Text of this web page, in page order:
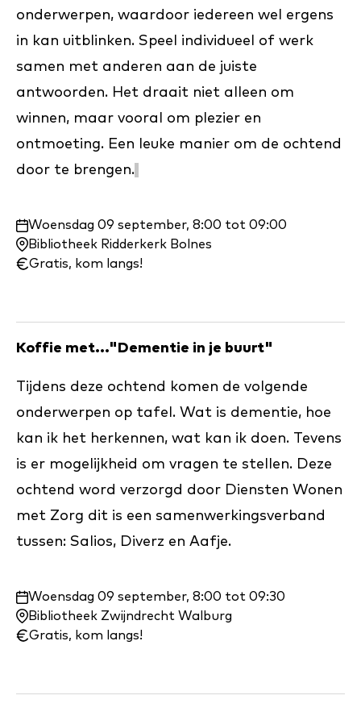
onderwerpen, waardoor iedereen wel ergens
in kan uitblinken. Speel individueel of werk
samen met anderen aan de juiste
antwoorden. Het draait niet alleen om
winnen, maar vooral om plezier en
ontmoeting. Een leuke manier om de ochtend
door te brengen.
Waar
en
wanneer:
Woensdag 09 september, 8:00 tot 09:00
Bibliotheek Ridderkerk Bolnes
Gratis, kom langs!
Koffie met..."Dementie in je buurt"
Tijdens deze ochtend komen de volgende
onderwerpen op tafel. Wat is dementie, hoe
kan ik het herkennen, wat kan ik doen. Tevens
is er mogelijkheid om vragen te stellen. Deze
ochtend word verzorgd door Diensten Wonen
met Zorg dit is een samenwerkingsverband
tussen: Salios, Diverz en Aafje.
Waar
en
wanneer:
Woensdag 09 september, 8:00 tot 09:30
Bibliotheek Zwijndrecht Walburg
Gratis, kom langs!